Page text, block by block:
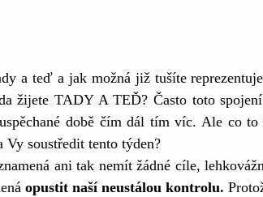
a teď a jak možná již tušíte
žijete TADY A TEĎ? Často toto
době čím dál tím víc. Ale co to
Vy soustředit tento týden?
ani tak nemít žádné cíle,
opustit naší neustálou kontrolu.